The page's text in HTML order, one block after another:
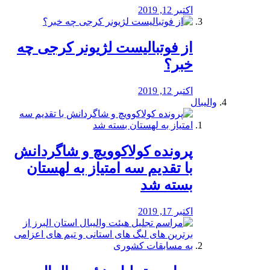
اکتبر 12, 2019
از فوتبالیست لژیونر کرجی چه
خبر؟
اکتبر 12, 2019
والیبال
پرونده کولاکوویچ و شاگردانش
با تقدیم سه امتیاز به لهستان
بسته شد
اکتبر 17, 2019